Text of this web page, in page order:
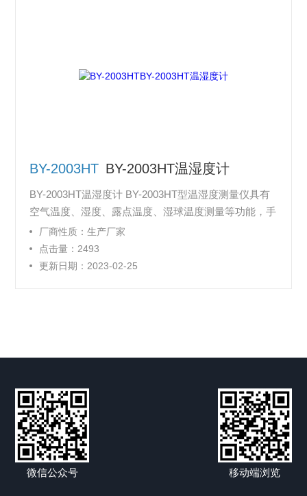
BY-2003HT BY-2003HT温湿度计
BY-2003HT温湿度计 BY-2003HT型温湿度测量仪具有
空气温度、湿度、露点温度、湿球温度测量等功能，手
持式高精度测量、小巧的外形便于携带和使用，带白色
背光的双显示液晶屏可在黑暗环境中使用。可广泛应用
于实验室、暖通制冷、空调系统等领域。
厂商性质：生产厂家
点击量：2493
更新日期：2023-02-25
微信公众号 移动端浏览